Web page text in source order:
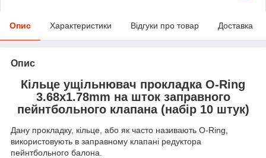
Опис Характеристики Відгуки про товар Доставка
Опис
Кільце ущільнювач прокладка O-Ring
3.68x1.78mm на шток заправного
пейнтбольного клапана (набір 10 штук)
Дану прокладку, кільце, або як часто називають O-Ring,
використовують в заправному клапані редуктора
пейнтбольного балона.